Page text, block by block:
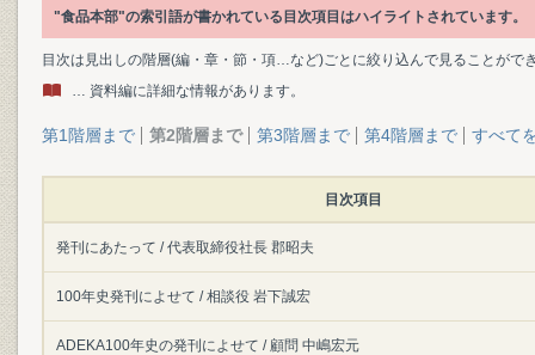
"食品本部"の索引語が書かれている目次項目はハイライトされています。
目次は見出しの階層(編・章・節・項…など)ごとに絞り込んで見ることがで
… 資料編に詳細な情報があります。
第1階層まで 第2階層まで 第3階層まで 第4階層まで すべて
目次項目
発刊にあたって / 代表取締役社長 郡昭夫
100年史発刊によせて / 相談役 岩下誠宏
ADEKA100年史の発刊によせて / 顧問 中嶋宏元